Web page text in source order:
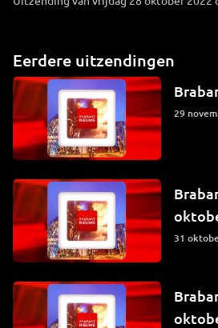
Eerdere uitzendingen
29
31